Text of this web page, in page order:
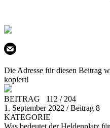
Die Adresse für diesen Beitrag
kopiert!
BEITRAG 112 / 204
1. September 2022 / Beitrag 8
KATEGORIE
Was bedeutet der Heldenplatz